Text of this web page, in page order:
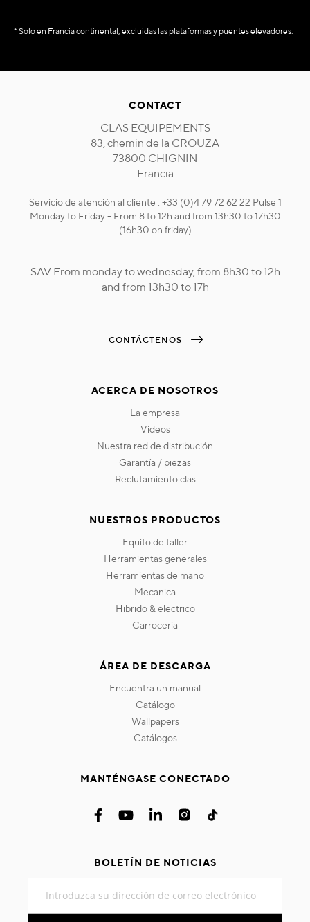
* Solo en Francia continental, excluidas las plataformas y puentes elevadores.
CONTACT
CLAS EQUIPEMENTS
83, chemin de la CROUZA
73800 CHIGNIN
Francia
Servicio de atención al cliente : +33 (0)4 79 72 62 22 Pulse 1
Monday to Friday - From 8 to 12h and from 13h30 to 17h30
(16h30 on friday)
SAV From monday to wednesday, from 8h30 to 12h
and from 13h30 to 17h
CONTÁCTENOS
ACERCA DE NOSOTROS
la empresa
videos
nuestra red de distribución
garantía / piezas
reclutamiento clas
NUESTROS PRODUCTOS
equito de taller
herramientas generales
herramientas de mano
mecanica
hibrido & electrico
carroceria
ÁREA DE DESCARGA
encuentra un manual
catálogo
wallpapers
catálogos
MANTÉNGASE CONECTADO
BOLETÍN DE NOTICIAS
nuestro